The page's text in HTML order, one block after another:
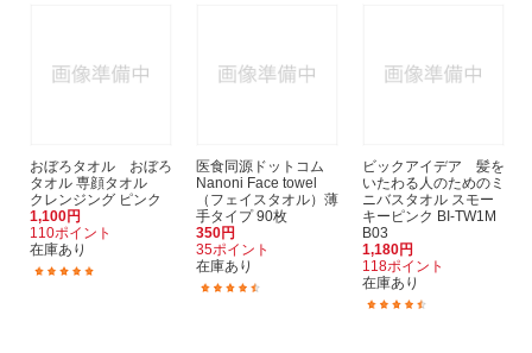
おぼろタオル おぼろ
タオル 専顔タオル
クレンジング ピンク
1,100円
110ポイント
在庫あり
医食同源ドットコム
Nanoni Face towel
（フェイスタオル）薄
手タイプ 90枚
350円
35ポイント
在庫あり
ビックアイデア 髪を
いたわる人のためのミ
ニバスタオル スモー
キーピンク BI-TW1M
B03
1,180円
118ポイント
在庫あり